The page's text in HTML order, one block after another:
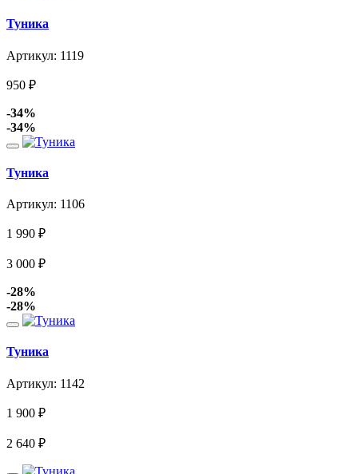
Туника
Артикул: 1119
950 ₽
-34%
-34%
Туника
Артикул: 1106
1 990 ₽
3 000 ₽
-28%
-28%
Туника
Артикул: 1142
1 900 ₽
2 640 ₽